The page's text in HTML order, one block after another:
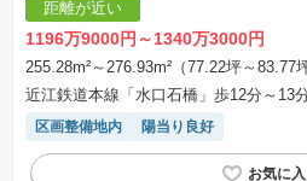
距離が近い
1196万9000円～1340万3000円
255.28m²～276.93m²（77.22坪～83.77坪
近江鉄道本線「水口石橋」歩12分～13
区画整備地内 陽当り良好